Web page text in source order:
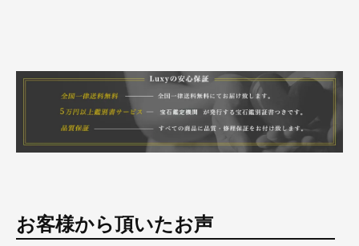
お客様から頂いたお声